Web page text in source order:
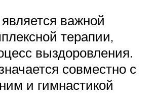
важной
терапии,
выздоровления.
совместно с
и гимнастикой